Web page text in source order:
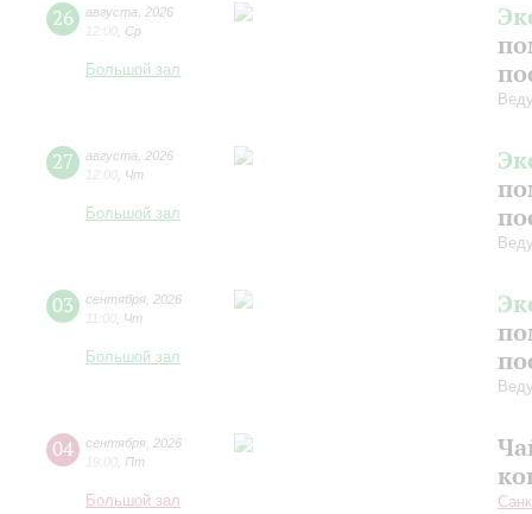
26 августа
2026
12:00 Ср
Большой зал
27 августа
2026
12:00 Чт
Большой зал
03 сентября 2026
11:00 Чт
Большой зал
04 сентября 2026
19:00 Пт
Большой зал